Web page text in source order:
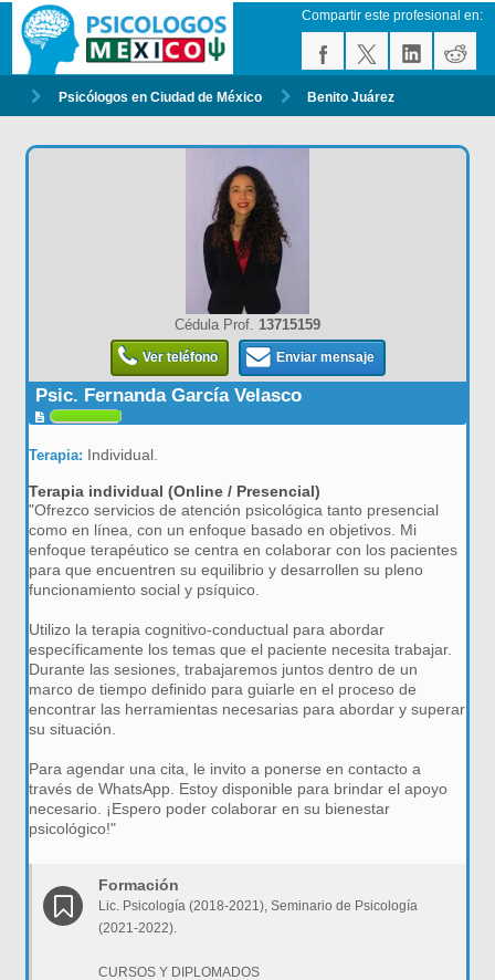
Compartir este profesional en:
Psicólogos en Ciudad de México Benito Juárez
Cédula Prof. 13715159
Ver teléfono Enviar mensaje
Psic. Fernanda García Velasco
Terapia: Individual.
Terapia individual (Online / Presencial)
"Ofrezco servicios de atención psicológica tanto presencial
como en línea, con un enfoque basado en objetivos. Mi
enfoque terapéutico se centra en colaborar con los pacientes
para que encuentren su equilibrio y desarrollen su pleno
funcionamiento social y psíquico.
Utilizo la terapia cognitivo-conductual para abordar
específicamente los temas que el paciente necesita trabajar.
Durante las sesiones, trabajaremos juntos dentro de un
marco de tiempo definido para guiarle en el proceso de
encontrar las herramientas necesarias para abordar y superar
su situación.
Para agendar una cita, le invito a ponerse en contacto a
través de WhatsApp. Estoy disponible para brindar el apoyo
necesario. ¡Espero poder colaborar en su bienestar
psicológico!"
Formación
Lic. Psicología (2018-2021), Seminario de Psicología
(2021-2022).
CURSOS Y DIPLOMADOS